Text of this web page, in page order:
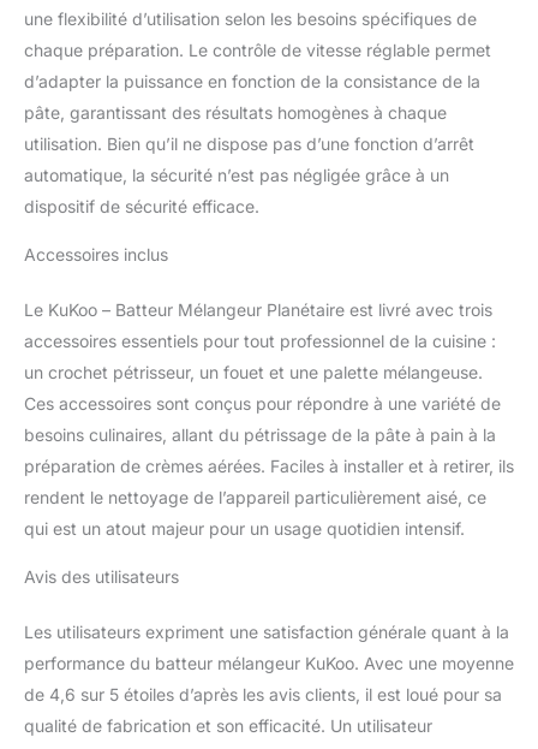
une flexibilité d’utilisation selon les besoins spécifiques de
chaque préparation. Le contrôle de vitesse réglable permet
d’adapter la puissance en fonction de la consistance de la
pâte, garantissant des résultats homogènes à chaque
utilisation. Bien qu’il ne dispose pas d’une fonction d’arrêt
automatique, la sécurité n’est pas négligée grâce à un
dispositif de sécurité efficace.
Accessoires inclus
Le KuKoo – Batteur Mélangeur Planétaire est livré avec trois
accessoires essentiels pour tout professionnel de la cuisine :
un crochet pétrisseur, un fouet et une palette mélangeuse.
Ces accessoires sont conçus pour répondre à une variété de
besoins culinaires, allant du pétrissage de la pâte à pain à la
préparation de crèmes aérées. Faciles à installer et à retirer, ils
rendent le nettoyage de l’appareil particulièrement aisé, ce
qui est un atout majeur pour un usage quotidien intensif.
Avis des utilisateurs
Les utilisateurs expriment une satisfaction générale quant à la
performance du batteur mélangeur KuKoo. Avec une moyenne
de 4,6 sur 5 étoiles d’après les avis clients, il est loué pour sa
qualité de fabrication et son efficacité. Un utilisateur